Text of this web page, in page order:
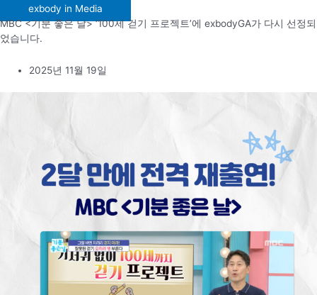
exbody in Media
MBC <기분 좋은 날> ‘100세 걷기 프로젝트’에 exbodyGA가 다시 선정되
었습니다.
2025년 11월 19일